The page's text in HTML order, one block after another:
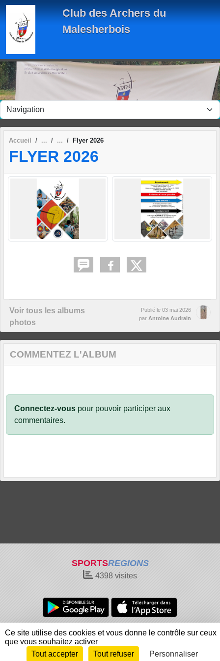
Club des Archers du
Malesherbois
Accueil Flyer 2026
FLYER 2026
Voir tous les albums
photos
Publié le 03 mai 2026
par Antoine Audrain
COMMENTEZ L'ALBUM
Connectez-vous pour pouvoir participer aux
commentaires.
SPORTSREGIONS
4398 visites
Charte cookies
Gestion des cookies
Informations légales
Signaler un contenu inapproprié
Envie de participer ?
Connexion
Panneau de gestion des cookies
Ce site utilise des cookies et vous donne le contrôle sur ceux
que vous souhaitez activer
Tout accepter
Tout refuser Personnaliser